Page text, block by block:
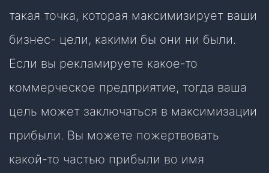
такая точка, которая максимизирует ваши
бизнес- цели, какими бы они ни были.
Если вы рекламируете какое-то
коммерческое предприятие, тогда ваша
цель может заключаться в максимизации
прибыли. Вы можете пожертвовать
какой-то частью прибыли во имя